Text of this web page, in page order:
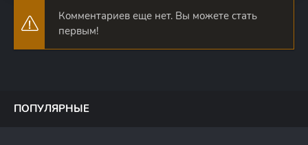
Комментариев еще нет. Вы можете стать
первым!
ПОПУЛЯРНЫЕ